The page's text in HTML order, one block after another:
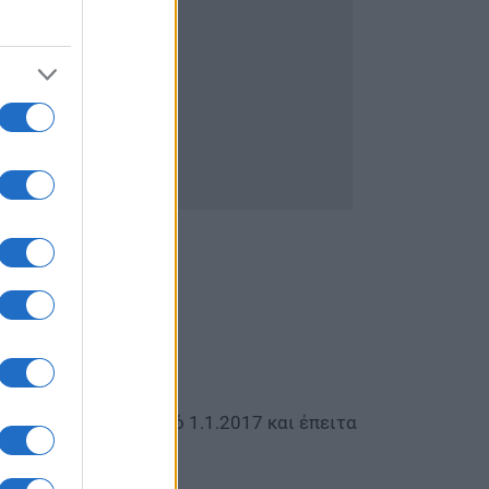
Ταμεία:
& Μη Μισθωτοί) από 1.1.2017 και έπειτα
και μισθωτών)